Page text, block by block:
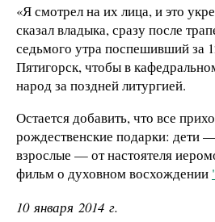
«Я смотрел на их лица, и это
сказал владыка, сразу после
седьмого утра поспешивший за
Пятигорск, чтобы в
народ за поздней литургией.
Остается добавить, что все
рождественские подарки: дети
взрослые — от настоятеля
фильм о духовном восхождении
10 января 2014 г.